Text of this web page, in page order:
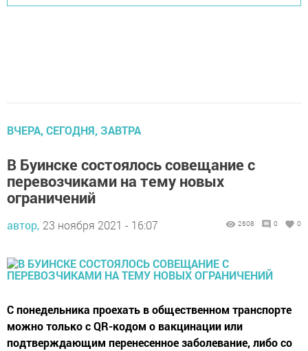
ВЧЕРА, СЕГОДНЯ, ЗАВТРА
В Буинске состоялось совещание с
перевозчиками на тему новых
ограничений
автор, 23 ноября 2021 - 16:07 2608 0 0
С понедельника проехать в общественном транспорте
можно только с QR-кодом о вакцинации или
подтверждающим перенесенное заболевание, либо со